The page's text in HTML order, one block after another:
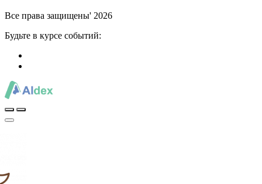
Все права защищены' 2026
Будьте в курсе событий: